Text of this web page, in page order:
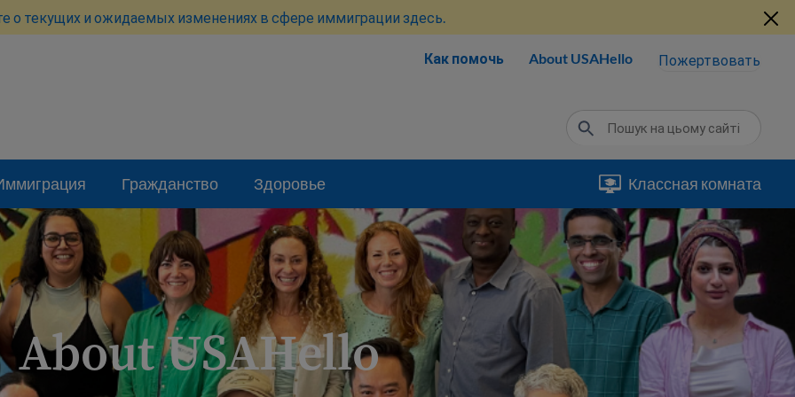
о текущих и ожидаемых изменениях в сфере иммиграции здесь.
Как помочь About USAHello Пожертвовать
Гражданство Здоровье Классная комната
About USAHello